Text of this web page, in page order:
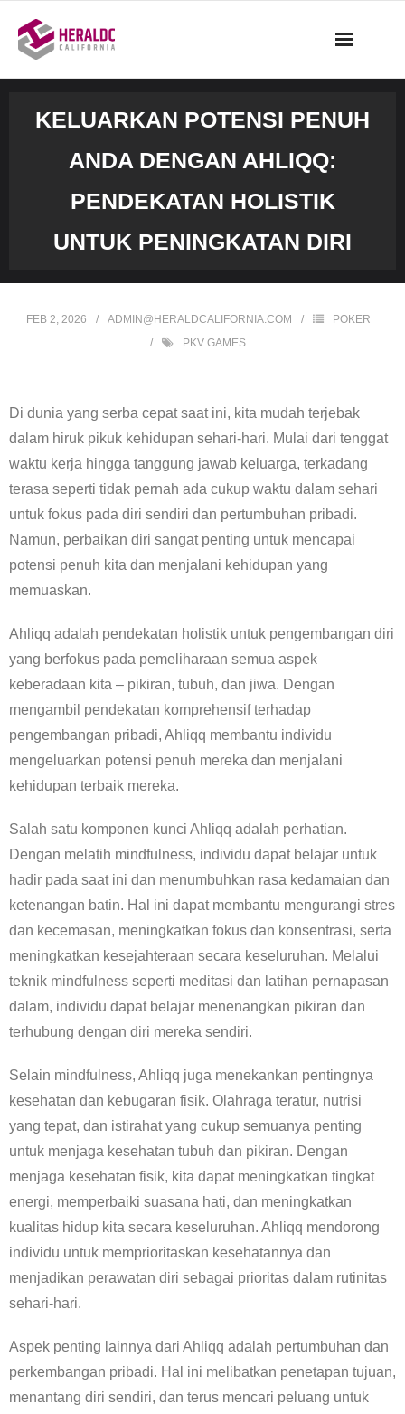
content
KELUARKAN POTENSI PENUH
ANDA DENGAN AHLIQQ:
PENDEKATAN HOLISTIK
UNTUK PENINGKATAN DIRI
FEB 2, 2026 ADMIN@HERALDCALIFORNIA.COM
POKER
PKV GAMES
Di dunia yang serba cepat saat ini, kita mudah terjebak
dalam hiruk pikuk kehidupan sehari-hari. Mulai dari tenggat
waktu kerja hingga tanggung jawab keluarga, terkadang
terasa seperti tidak pernah ada cukup waktu dalam sehari
untuk fokus pada diri sendiri dan pertumbuhan pribadi.
Namun, perbaikan diri sangat penting untuk mencapai
potensi penuh kita dan menjalani kehidupan yang
memuaskan.
Ahliqq adalah pendekatan holistik untuk pengembangan diri
yang berfokus pada pemeliharaan semua aspek
keberadaan kita – pikiran, tubuh, dan jiwa. Dengan
mengambil pendekatan komprehensif terhadap
pengembangan pribadi, Ahliqq membantu individu
mengeluarkan potensi penuh mereka dan menjalani
kehidupan terbaik mereka.
Salah satu komponen kunci Ahliqq adalah perhatian.
Dengan melatih mindfulness, individu dapat belajar untuk
hadir pada saat ini dan menumbuhkan rasa kedamaian dan
ketenangan batin. Hal ini dapat membantu mengurangi stres
dan kecemasan, meningkatkan fokus dan konsentrasi, serta
meningkatkan kesejahteraan secara keseluruhan. Melalui
teknik mindfulness seperti meditasi dan latihan pernapasan
dalam, individu dapat belajar menenangkan pikiran dan
terhubung dengan diri mereka sendiri.
Selain mindfulness, Ahliqq juga menekankan pentingnya
kesehatan dan kebugaran fisik. Olahraga teratur, nutrisi
yang tepat, dan istirahat yang cukup semuanya penting
untuk menjaga kesehatan tubuh dan pikiran. Dengan
menjaga kesehatan fisik, kita dapat meningkatkan tingkat
energi, memperbaiki suasana hati, dan meningkatkan
kualitas hidup kita secara keseluruhan. Ahliqq mendorong
individu untuk memprioritaskan kesehatannya dan
menjadikan perawatan diri sebagai prioritas dalam rutinitas
sehari-hari.
Aspek penting lainnya dari Ahliqq adalah pertumbuhan dan
perkembangan pribadi. Hal ini melibatkan penetapan tujuan,
menantang diri sendiri, dan terus mencari peluang untuk